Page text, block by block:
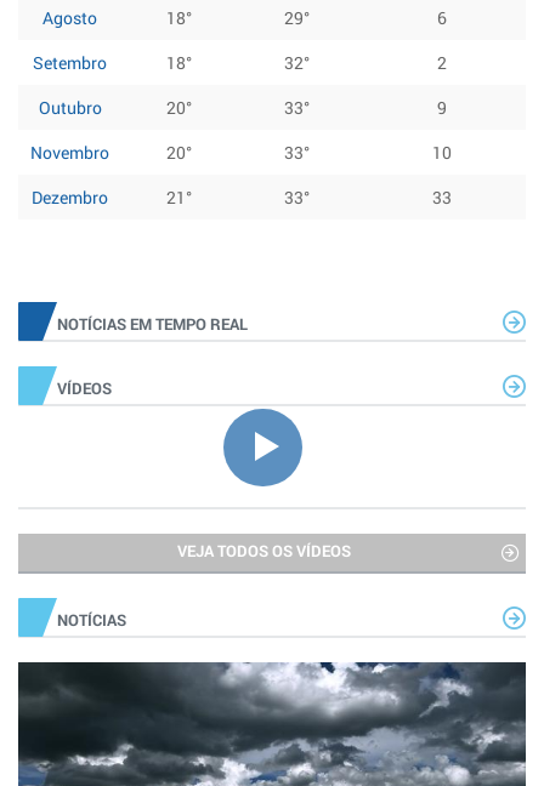
Agosto
18° 29°
6
Setembro
18° 32°
2
Outubro
20° 33°
9
Novembro
20° 33°
10
Dezembro
21° 33° 33
NOTÍCIAS EM TEMPO REAL
VÍDEOS
VEJA TODOS OS VÍDEOS
NOTÍCIAS